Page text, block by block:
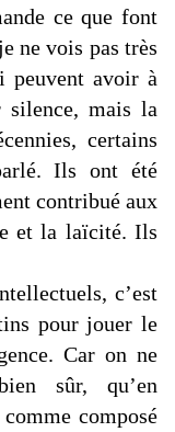
ce que font
ne vois pas très
peuvent avoir à
silence, mais la
certains
Ils ont été
contribué aux
et la laïcité. Ils
c’est
pour jouer le
Car on ne
sûr, qu’en
composé